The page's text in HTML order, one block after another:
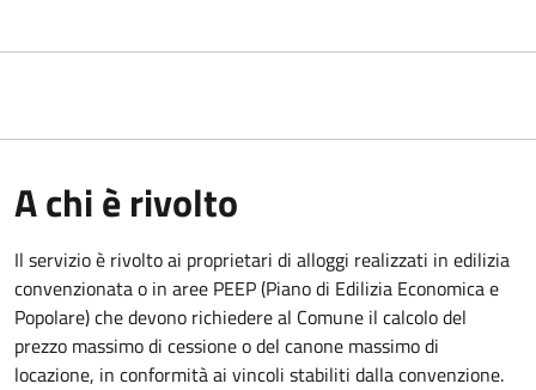
A chi è rivolto
Il servizio è rivolto ai proprietari di alloggi realizzati in edilizia
convenzionata o in aree PEEP (Piano di Edilizia Economica e
Popolare) che devono richiedere al Comune il calcolo del
prezzo massimo di cessione o del canone massimo di
locazione, in conformità ai vincoli stabiliti dalla convenzione.